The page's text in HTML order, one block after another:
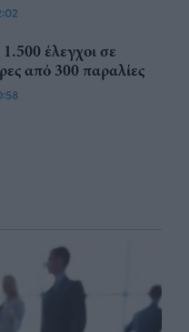
έλεγχοι σε
από 300 παραλίες